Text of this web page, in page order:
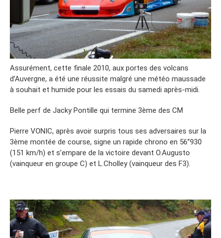
Assurément, cette finale 2010, aux portes des volcans
d’Auvergne, a été une réussite malgré une météo maussade
à souhait et humide pour les essais du samedi après-midi.
Belle perf de Jacky Pontille qui termine 3ème des CM
Pierre VONIC, après avoir surpris tous ses adversaires sur la
3ème montée de course, signe un rapide chrono en 56’’930
(151 km/h) et s’empare de la victoire devant O.Augusto
(vainqueur en groupe C) et L.Cholley (vainqueur des F3).